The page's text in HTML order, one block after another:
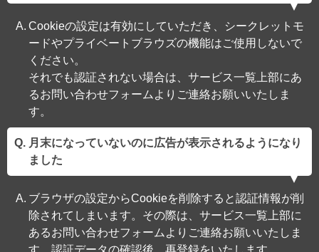
Cookieの設定は有効にしていただき、シークレットモ
ードやプライベートブラウズの機能はご使用しないで
ください。
それでも認証されない場合は、サービス一覧上部にあ
るお問い合わせフォームよりご連絡お願いいたしま
す。
月末になっていないのに広告が表示されるようになり
ました
ブラウザの設定からCookieを削除すると認証情報が削
除されてしまいます。その際は、サービス一覧上部に
あるお問い合わせフォームよりご連絡お願いいたしま